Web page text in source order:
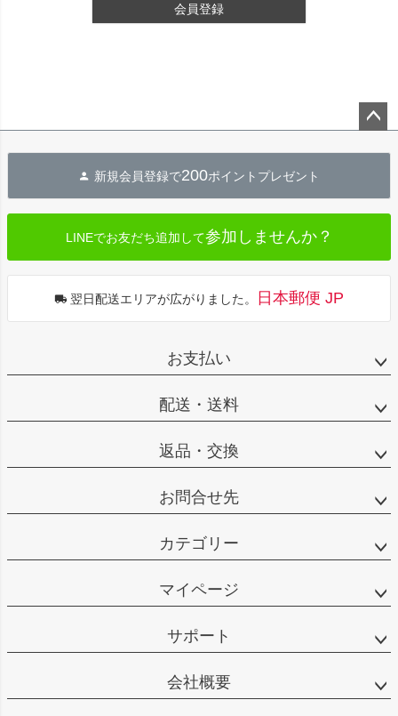
会員登録
へ
新規会員登録で200ポイントプレゼント
LINEでお友だち追加して参加しませんか？
翌日配送エリアが広がりました。 日本郵便 JP
お支払い
配送・送料
返品・交換
お問合せ先
カテゴリー
マイページ
サポート
会社概要